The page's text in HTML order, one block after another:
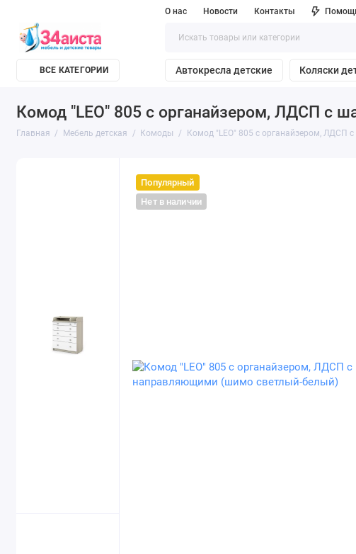
О нас Новости Контакты
ВСЕ КАТЕГОРИИ Автокресла детские Коляски
Комод "LEO" 805 с органайзером, ЛДСП
Главная Мебель детская Комоды Комод "LEO" 805 с органайзером,
Популярный
Нет в наличии